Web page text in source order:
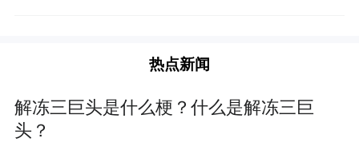
热点新闻
解冻三巨头是什么梗？什么是解冻三巨
头？